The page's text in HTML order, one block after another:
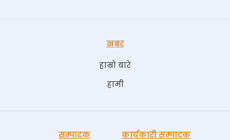
खबर
हाम्रो बारे
हामी
सम्पादक कार्यकारी सम्पादक